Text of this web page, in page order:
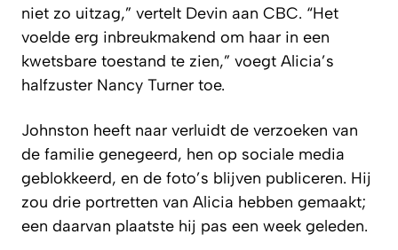
niet zo uitzag,” vertelt Devin aan CBC. “Het
voelde erg inbreukmakend om haar in een
kwetsbare toestand te zien,” voegt Alicia’s
halfzuster Nancy Turner toe.
Johnston heeft naar verluidt de verzoeken van
de familie genegeerd, hen op sociale media
geblokkeerd, en de foto’s blijven publiceren. Hij
zou drie portretten van Alicia hebben gemaakt;
een daarvan plaatste hij pas een week geleden.